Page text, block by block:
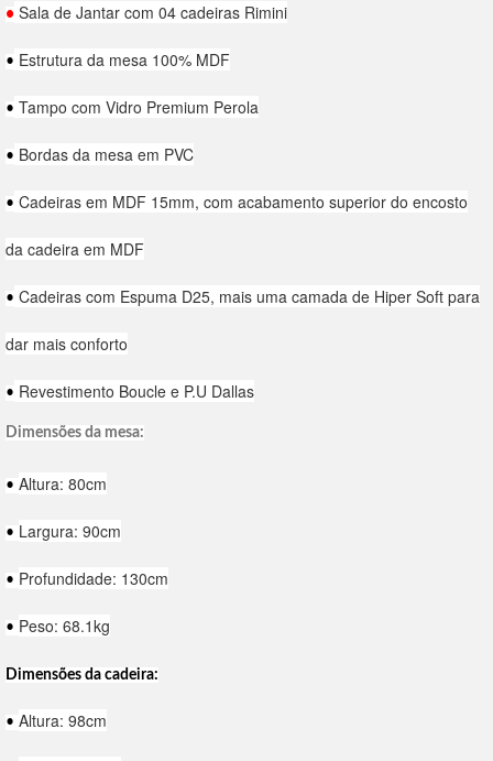
• Sala de Jantar com 04 cadeiras Rimini
• Estrutura da mesa 100% MDF
• Tampo com Vidro Premium Perola
• Bordas da mesa em PVC
• Cadeiras em MDF 15mm, com acabamento superior do encosto
da cadeira em MDF
• Cadeiras com Espuma D25, mais uma camada de Hiper Soft para
dar mais conforto
• Revestimento Boucle e P.U Dallas
Dimensões da mesa:
• Altura: 80cm
• Largura: 90cm
• Profundidade: 130cm
• Peso: 68.1kg
Dimensões da cadeira:
• Altura: 98cm